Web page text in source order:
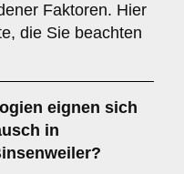
Faktoren. Hier
die Sie beachten
eignen sich
in